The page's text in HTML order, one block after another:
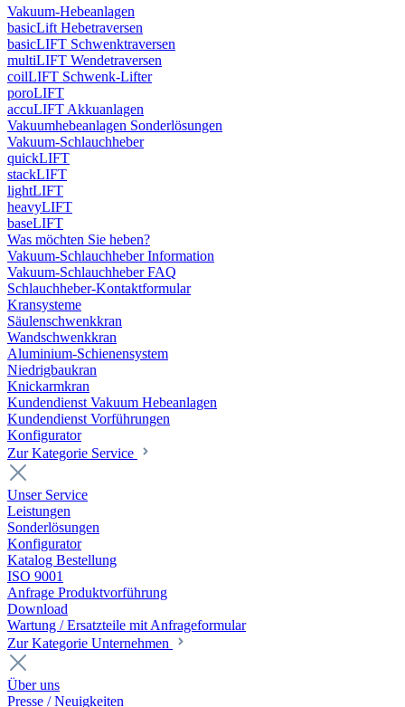
Vakuum-Hebeanlagen
basicLift Hebetraversen
basicLIFT Schwenktraversen
multiLIFT Wendetraversen
coilLIFT Schwenk-Lifter
poroLIFT
accuLIFT Akkuanlagen
Vakuumhebeanlagen Sonderlösungen
Vakuum-Schlauchheber
quickLIFT
stackLIFT
lightLIFT
heavyLIFT
baseLIFT
Was möchten Sie heben?
Vakuum-Schlauchheber Information
Vakuum-Schlauchheber FAQ
Schlauchheber-Kontaktformular
Kransysteme
Säulenschwenkkran
Wandschwenkkran
Aluminium-Schienensystem
Niedrigbaukran
Knickarmkran
Kundendienst Vakuum Hebeanlagen
Kundendienst Vorführungen
Konfigurator
Zur Kategorie Service
Unser Service
Leistungen
Sonderlösungen
Konfigurator
Katalog Bestellung
ISO 9001
Anfrage Produktvorführung
Download
Wartung / Ersatzteile mit Anfrageformular
Zur Kategorie Unternehmen
Über uns
Presse / Neuigkeiten